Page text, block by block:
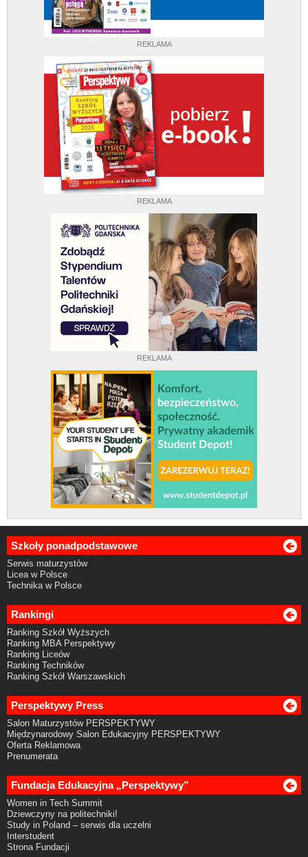
REKLAMA
REKLAMA
REKLAMA
Szkoły ponadpodstawowe
Serwis maturzystów
Licea w Polsce
Technika w Polsce
Rankingi
Ranking Szkół Wyższych
Ranking MBA Perspektywy
Ranking Liceów
Ranking Techników
Ranking Szkół Warszawskich
Perspektywy Press
Salon Maturzystów PERSPEKTYWY
Międzynarodowy Salon Edukacyjny PERSPEKTYWY
Oferta Reklamowa
Prenumerata
Fundacja Edukacyjna „Perspektywy”
Women in Tech Summit
Dziewczyny na politechniki!
Study in Poland – serwis dla uczelni
Interstudent
Strona Fundacji